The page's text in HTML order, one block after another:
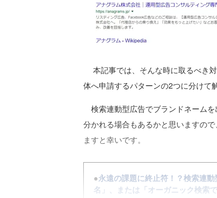
本記事では、そんな時に取るべき
体へ申請するパターンの2つに分けて
検索連動型広告でブランドネーム
分かれる場合もあるかと思いますの
ますと幸いです。
●永遠の課題に終止符！？検索連
名」、または「オーガニック検索